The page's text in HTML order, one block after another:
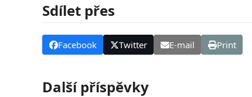
Sdílet přes
Facebook Twitter E-mail Print
Další příspěvky